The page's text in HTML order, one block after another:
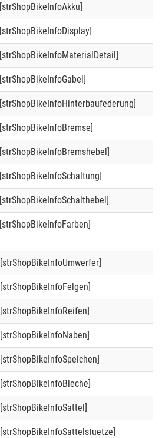
[strShopBikeInfoAkku]
[strShopBikeInfoDisplay]
[strShopBikeInfoMaterialDetail]
[strShopBikeInfoGabel]
[strShopBikeInfoHinterbaufederung]
[strShopBikeInfoBremse]
[strShopBikeInfoBremshebel]
[strShopBikeInfoSchaltung]
[strShopBikeInfoSchalthebel]
[strShopBikeInfoFarben]
[strShopBikeInfoUmwerfer]
[strShopBikeInfoFelgen]
[strShopBikeInfoReifen]
[strShopBikeInfoNaben]
[strShopBikeInfoSpeichen]
[strShopBikeInfoBleche]
[strShopBikeInfoSattel]
[strShopBikeInfoSattelstuetze]